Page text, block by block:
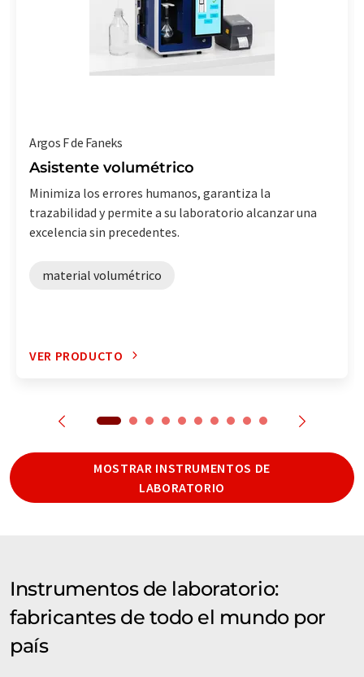
Argos F de Faneks
Asistente volumétrico
Minimiza los errores humanos, garantiza la
trazabilidad y permite a su laboratorio alcanzar una
excelencia sin precedentes.
material volumétrico
VER PRODUCTO
MOSTRAR INSTRUMENTOS DE
LABORATORIO
Instrumentos de laboratorio:
fabricantes de todo el mundo por
país